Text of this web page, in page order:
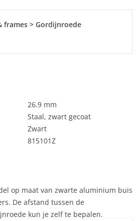
frames > Gordijnroede
26.9 mm
Staal, zwart gecoat
Zwart
815101Z
op maat van zwarte aluminium buis
De afstand tussen de
kun je zelf te bepalen.